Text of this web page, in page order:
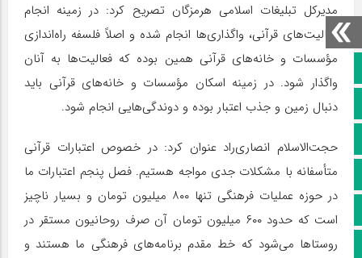
صفحه نخست
کانال سروش
آپارات
پخش زنده
مدیرکل تبلیغات اسلامی هرمزگان تصریح کرد: در زمینه انجام
فعالیت‌های قرآنی، واگذاری‌ها انجام شده و اصلاً فلسفه راه‌اندازی
مؤسسات و خانه‌های قرآنی همین بوده که فعالیت‌ها به آنان
واگذار شود. در زمینه اسکان مؤسسات و خانه‌های قرآنی باید
دنبال زمین و جذب اعتبار بوده و دوندگی‌هایی انجام شود.
حجت‌الاسلام انصاری‌راد عنوان کرد: در خصوص اعتبارات قرآنی
متأسفانه با مشکلات جدی مواجه هستیم. فصل پنجم اعتبارات ما
در حوزه عملیات فرهنگی تنها ۸۰۰ میلیون تومان و بسیار ناچیز
است که حدود ۶۰۰ میلیون تومان آن صرف روحانیون مستقر در
روستاها می‌شود که خط مقدم برنامه‌های فرهنگی ما هستند و